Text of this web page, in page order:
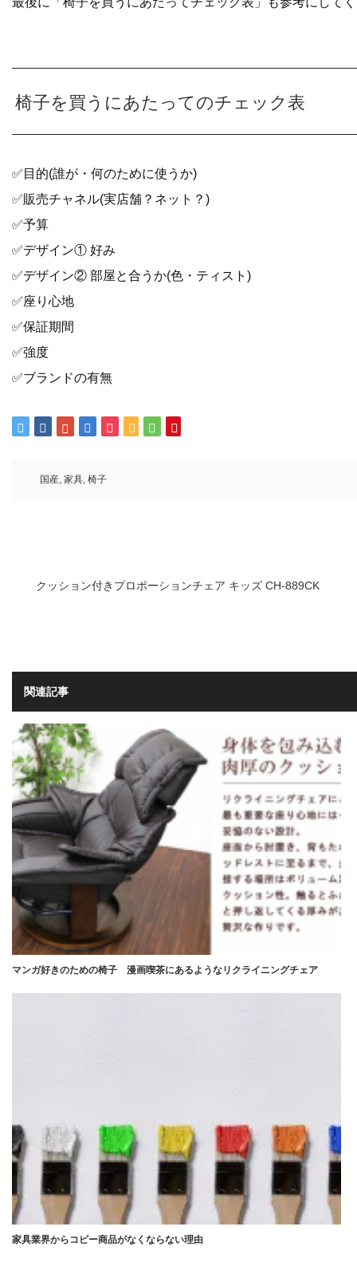
椅子を買うにあたってのチェック表
✅目的(誰が・何のために使うか)
✅販売チャネル(実店舗？ネット？)
✅予算
✅デザイン① 好み
✅デザイン② 部屋と合うか(色・ティスト)
✅座り心地
✅保証期間
✅強度
✅ブランドの有無
国産 家具 椅子
クッション付きプロポーションチェア キッズ CH-889CK
関連記事
マンガ好きのための椅子 漫画喫茶にあるようなリクライニングチェア
家具業界からコピー商品がなくならない理由